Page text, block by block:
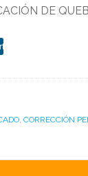
DE
, CORRECCIÓN